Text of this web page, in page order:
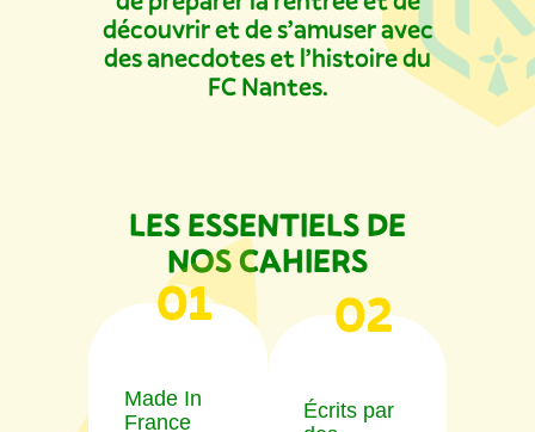
découvrir et de s’amuser avec
des anecdotes et l’histoire du
FC Nantes.
LES ESSENTIELS DE
NOS CAHIERS
01
Made In
France
02
Écrits par